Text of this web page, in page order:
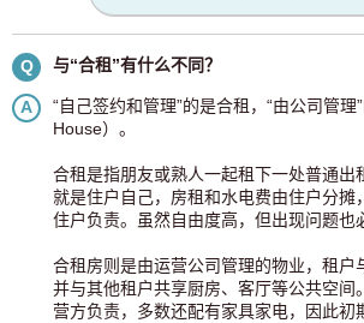
Q 与“合租”有什么不同？
A
“自己签约和管理”的是合租，“由公司管
House）。
合租是指朋友或熟人一起租下一处普通出
就是住户自己，房租和水电费由住户分摊
住户负责。虽然自由度高，但出现问题也
合租房则是由运营公司管理的物业，租户
并与其他租户共享厨房、客厅等公共空间
营方负责，多数还配有家具家电，因此初